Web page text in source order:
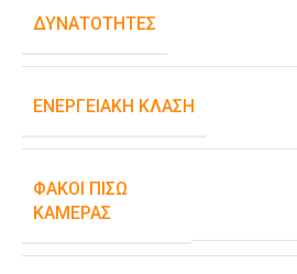
ΔΥΝΑΤΌΤΗΤΕΣ
ΕΝΕΡΓΕΙΑΚΉ ΚΛΆΣΗ
ΦΑΚΟΊ ΠΊΣΩ
ΚΆΜΕΡΑΣ